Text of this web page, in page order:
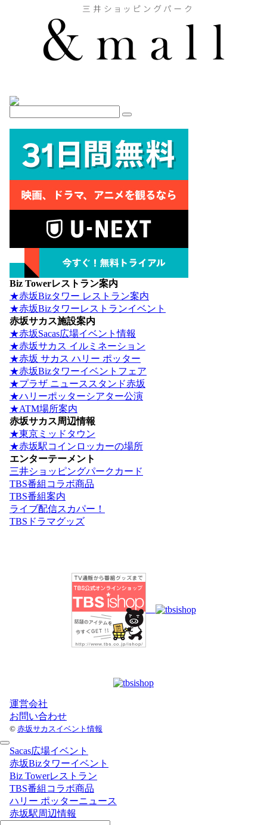
Biz Towerレストラン案内
★赤坂Bizタワー レストラン案内
★赤坂Bizタワーレストランイベント
赤坂サカス施設案内
★赤坂Sacas広場イベント情報
★赤坂サカス イルミネーション
★赤坂 サカス ハリー ポッター
★赤坂Bizタワーイベントフェア
★プラザ ニューススタンド赤坂
★ハリーポッターシアター公演
★ATM場所案内
赤坂サカス周辺情報
★東京ミッドタウン
★赤坂駅コインロッカーの場所
エンターテーメント
三井ショッピングパークカード
TBS番組コラボ商品
TBS番組案内
ライブ配信スカパー！
TBSドラマグッズ
運営会社
お問い合わせ
© 赤坂サカスイベント情報
Sacas広場イベント
赤坂Bizタワーイベント
Biz Towerレストラン
TBS番組コラボ商品
ハリー ポッターニュース
赤坂駅周辺情報